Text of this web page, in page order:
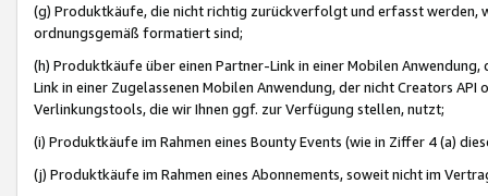
(g) Produktkäufe, die nicht richtig zurückverfolgt und erfasst werden,
ordnungsgemäß formatiert sind;
(h) Produktkäufe über einen Partner-Link in einer Mobilen
Link in einer Zugelassenen Mobilen Anwendung, der nicht Creators
Verlinkungstools, die wir Ihnen ggf. zur Verfügung stellen, nutzt;
(i) Produktkäufe im Rahmen eines Bounty Events (wie in Ziffer 4 (a)
(j) Produktkäufe im Rahmen eines Abonnements, soweit nicht im